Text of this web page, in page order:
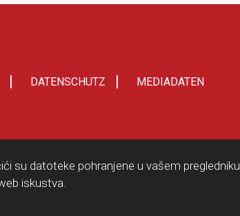
DATENSCHUTZ MEDIADATEN
datoteke pohranjene u vašem
iskustva.